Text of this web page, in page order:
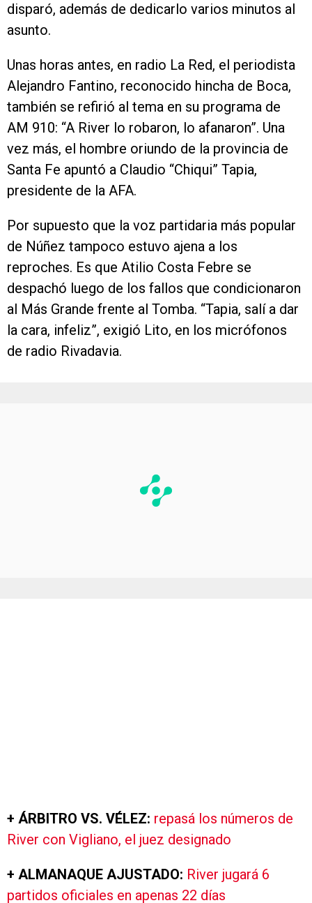
disparó, además de dedicarlo varios minutos al
asunto.
Unas horas antes, en radio La Red, el periodista
Alejandro Fantino, reconocido hincha de Boca,
también se refirió al tema en su programa de
AM 910: “A River lo robaron, lo afanaron”. Una
vez más, el hombre oriundo de la provincia de
Santa Fe apuntó a Claudio “Chiqui” Tapia,
presidente de la AFA.
Por supuesto que la voz partidaria más popular
de Núñez tampoco estuvo ajena a los
reproches. Es que Atilio Costa Febre se
despachó luego de los fallos que condicionaron
al Más Grande frente al Tomba. “Tapia, salí a dar
la cara, infeliz”, exigió Lito, en los micrófonos
de radio Rivadavia.
+ ÁRBITRO VS. VÉLEZ: repasá los números de
River con Vigliano, el juez designado
+ ALMANAQUE AJUSTADO: River jugará 6
partidos oficiales en apenas 22 días